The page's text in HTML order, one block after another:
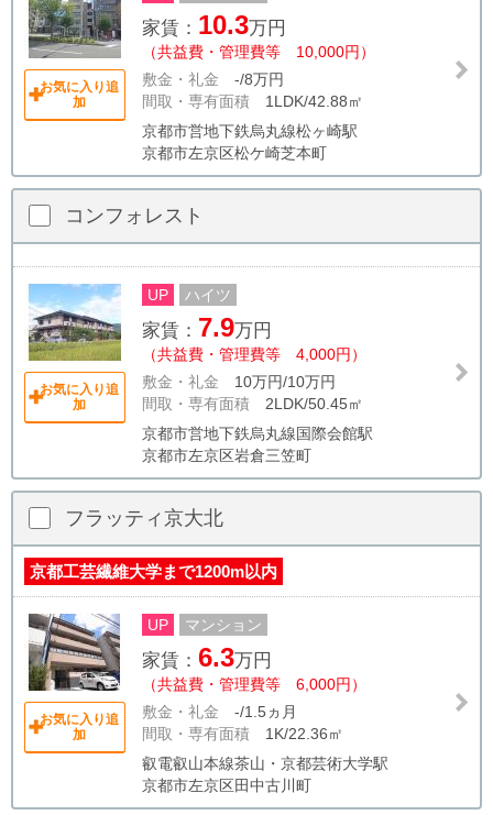
お気に入り追
加
家賃： 10.3万円
（共益費・管理費等 10,000円）
敷金・礼金 -/8万円
間取・専有面積 1LDK/42.88㎡
京都市営地下鉄烏丸線松ヶ崎駅
京都市左京区松ケ崎芝本町
コンフォレスト
お気に入り追
加
UP ハイツ
家賃： 7.9万円
（共益費・管理費等 4,000円）
敷金・礼金 10万円/10万円
間取・専有面積 2LDK/50.45㎡
京都市営地下鉄烏丸線国際会館駅
京都市左京区岩倉三笠町
フラッティ京大北
京都工芸繊維大学まで1200m以内
お気に入り追
加
UP マンション
家賃： 6.3万円
（共益費・管理費等 6,000円）
敷金・礼金 -/1.5ヵ月
間取・専有面積 1K/22.36㎡
叡電叡山本線茶山・京都芸術大学駅
京都市左京区田中古川町